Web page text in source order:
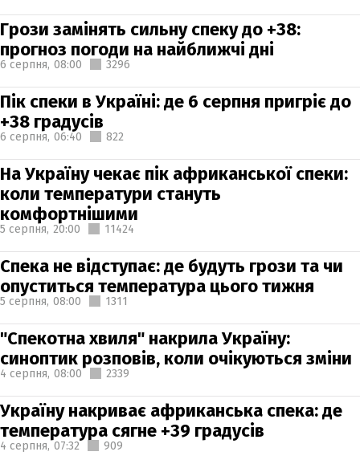
Грози замінять сильну спеку до +38:
прогноз погоди на найближчі дні
6 серпня, 08:00 3296
Пік спеки в Україні: де 6 серпня пригріє до
+38 градусів
6 серпня, 06:40 822
На Україну чекає пік африканської спеки:
коли температури стануть
комфортнішими
5 серпня, 20:00 11424
Спека не відступає: де будуть грози та чи
опуститься температура цього тижня
5 серпня, 08:00 1311
"Спекотна хвиля" накрила Україну:
синоптик розповів, коли очікуються зміни
4 серпня, 08:00 2339
Україну накриває африканська спека: де
температура сягне +39 градусів
4 серпня, 07:32 909